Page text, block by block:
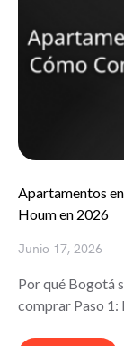
Apartamentos
Houm en 2026
Junio 17, 2026
Por qué Bogotá
comprar Paso